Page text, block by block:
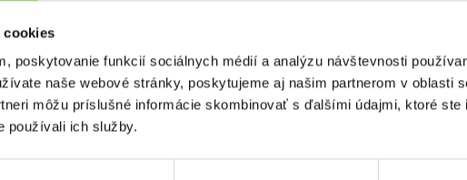
cookies
poskytovanie funkcií sociálnych médií a analýzu návštevnosti
naše webové stránky, poskytujeme aj našim partnerom v oblasti
môžu príslušné informácie skombinovať s ďalšími údajmi, ktoré ste
používali ich služby.